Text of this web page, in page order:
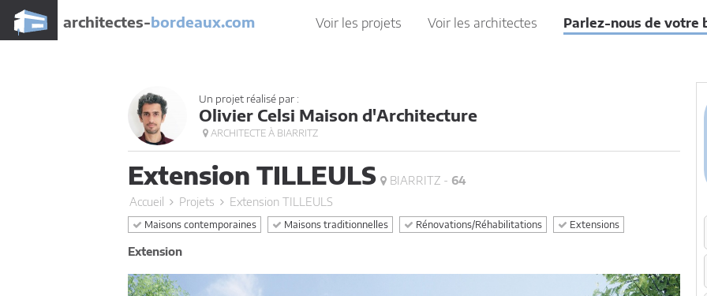
architectes-bordeaux.com Voir les projets Voir les architectes Parlez-nous de votre
Un projet réalisé par :
Olivier Celsi Maison d'Architecture
ARCHITECTE À BIARRITZ
Extension TILLEULS BIARRITZ - 64
Accueil
Projets Extension TILLEULS
Maisons contemporaines Maisons traditionnelles Rénovations/Réhabilitations Extensions
Extension